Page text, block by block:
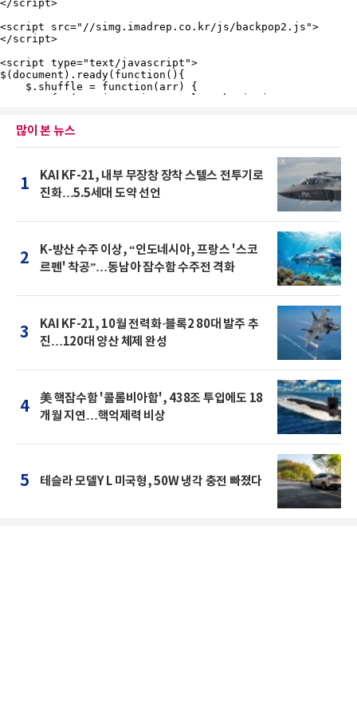
많이 본 뉴스
1
KAI KF-21, 내부 무장창 장착 스텔스 전투기로
진화…5.5세대 도약 선언
2
K-방산 수주 이상, “인도네시아, 프랑스 '스코
르펜' 착공”…동남아 잠수함 수주전 격화
3
KAI KF-21, 10월 전력화·블록2 80대 발주 추
진…120대 양산 체제 완성
4
美 핵잠수함 '콜롬비아함', 438조 투입에도 18
개월 지연…핵억제력 비상
5 테슬라 모델Y L 미국형, 50W 냉각 충전 빠졌다